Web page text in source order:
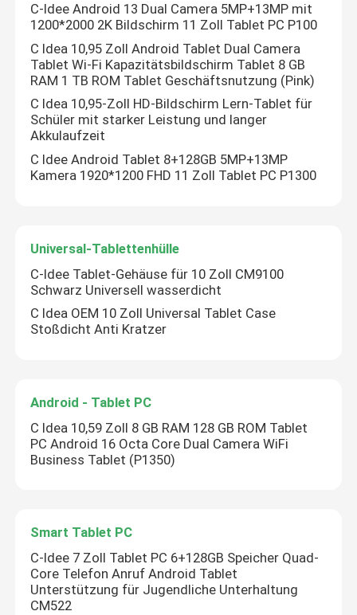
C-Idee Android 13 Dual Camera 5MP+13MP mit
1200*2000 2K Bildschirm 11 Zoll Tablet PC P100
C Idea 10,95 Zoll Android Tablet Dual Camera
Tablet Wi-Fi Kapazitätsbildschirm Tablet 8 GB
RAM 1 TB ROM Tablet Geschäftsnutzung (Pink)
C Idea 10,95-Zoll HD-Bildschirm Lern-Tablet für
Schüler mit starker Leistung und langer
Akkulaufzeit
C Idee Android Tablet 8+128GB 5MP+13MP
Kamera 1920*1200 FHD 11 Zoll Tablet PC P1300
Universal-Tablettenhülle
C-Idee Tablet-Gehäuse für 10 Zoll CM9100
Schwarz Universell wasserdicht
C Idea OEM 10 Zoll Universal Tablet Case
Stoßdicht Anti Kratzer
Android - Tablet PC
C Idea 10,59 Zoll 8 GB RAM 128 GB ROM Tablet
PC Android 16 Octa Core Dual Camera WiFi
Business Tablet (P1350)
Smart Tablet PC
C-Idee 7 Zoll Tablet PC 6+128GB Speicher Quad-
Core Telefon Anruf Android Tablet
Unterstützung für Jugendliche Unterhaltung
CM522